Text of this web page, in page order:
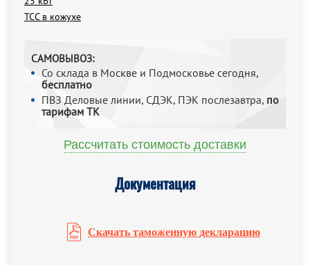
ТСС в кожухе
САМОВЫВОЗ:
Со склада в Москве и Подмосковье сегодня,
бесплатно
ПВЗ Деловые линии, СДЭК, ПЭК послезавтра, по
тарифам ТК
Рассчитать стоимость доставки
Документация
Скачать таможенную декларацию